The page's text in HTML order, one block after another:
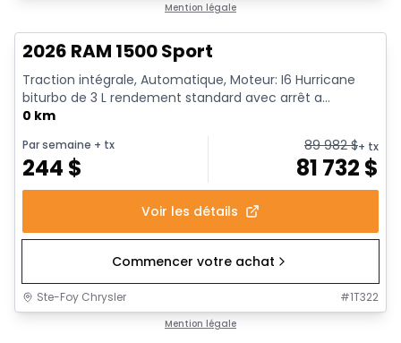
Mention légale
2026 RAM 1500 Sport
Traction intégrale, Automatique, Moteur: I6 Hurricane
biturbo de 3 L rendement standard avec arrêt a...
0 km
Par semaine + tx
244 $
89 982$+ tx
81 732 $
Voir les détails
Commencer votre achat
Ste-Foy Chrysler #1T322
Mention légale